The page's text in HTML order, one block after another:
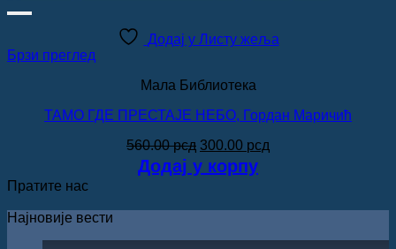
Додај у Листу жеља
Брзи преглед
Мала Библиотека
ТАМО ГДЕ ПРЕСТАЈЕ НЕБО, Гордан Маричић
560.00рсд Оригинална
цена
је
560.00 рсд.
300.00 рсд
Додај у корпу
Пратите нас
Најновије вести